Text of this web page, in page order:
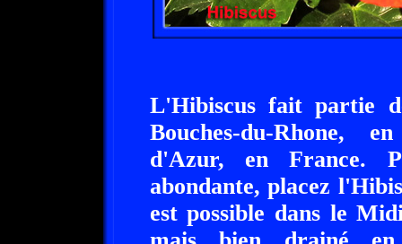
L'Hibiscus fait partie
Bouches-du-Rhone,
d'Azur, en France.
abondante, placez
est possible dans le